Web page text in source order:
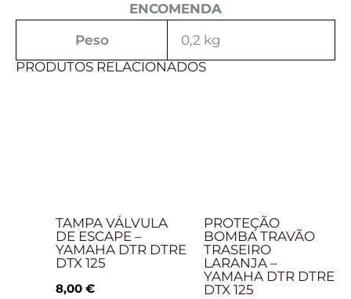
ENCOMENDA
Peso
0,2 kg
PRODUTOS RELACIONADOS
TAMPA VÁLVULA
DE ESCAPE –
YAMAHA DTR DTRE
DTX 125
8,00 €
PROTEÇÃO
BOMBA TRAVÃO
TRASEIRO
LARANJA –
YAMAHA DTR DTRE
DTX 125